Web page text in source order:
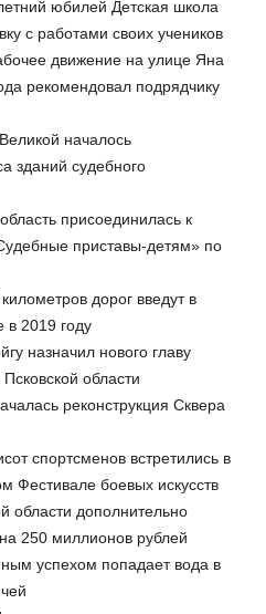
юбилей Детская школа
с работами своих учеников
движение на улице Яна
рекомендовал подрядчику
началось
зданий судебного
присоединилась к
приставы-детям» по
дорог введут в
в 2019 году
назначил нового главу
области
реконструкция Сквера
спортсменов встретились в
Фестивале боевых искусств
области дополнительно
250 миллионов рублей
успехом попадает вода в